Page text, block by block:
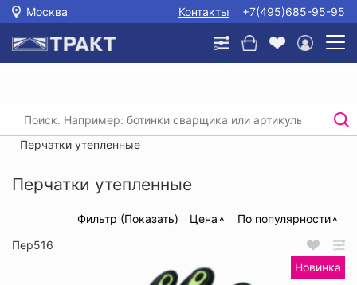
Москва Контакты +7(495)685-95-95
Главная / /
Перчатки текстильные с покрытием
Перчатки утепленные
Перчатки утепленные
Фильтр (Показать) Цена
По популярности
Пер516
Новинка